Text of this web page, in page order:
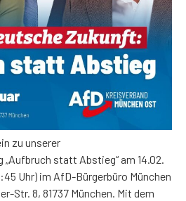
zu unserer
statt Abstieg“ am 14.02.
Uhr) im AfD-Bürgerbüro München
Str. 8, 81737 München. Mit dem